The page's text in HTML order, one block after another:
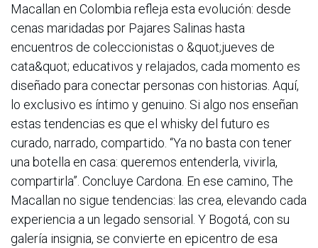
Macallan en Colombia refleja esta evolución: desde
cenas maridadas por Pajares Salinas hasta
encuentros de coleccionistas o &quot;jueves de
cata&quot; educativos y relajados, cada momento es
diseñado para conectar personas con historias. Aquí,
lo exclusivo es íntimo y genuino. Si algo nos enseñan
estas tendencias es que el whisky del futuro es
curado, narrado, compartido. “Ya no basta con tener
una botella en casa: queremos entenderla, vivirla,
compartirla”. Concluye Cardona. En ese camino, The
Macallan no sigue tendencias: las crea, elevando cada
experiencia a un legado sensorial. Y Bogotá, con su
galería insignia, se convierte en epicentro de esa